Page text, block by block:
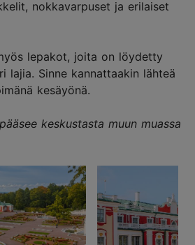
nokkavarpuset ja erilaiset
lepakot, joita on löydetty
lajia. Sinne kannattaakin lähteä
kesäyönä.
keskustasta muun muassa